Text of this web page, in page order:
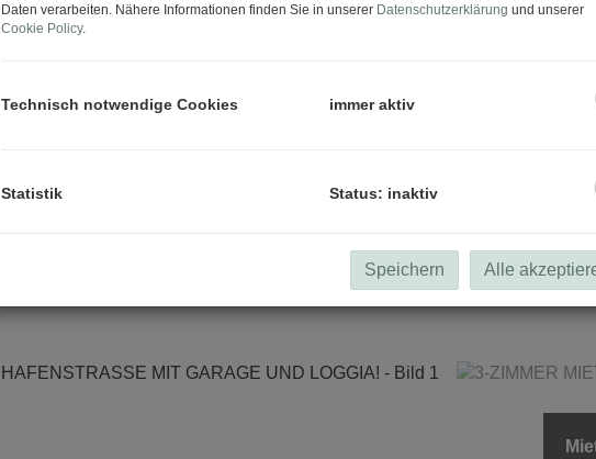
Daten verarbeiten. Nähere Informationen finden Sie in unserer Datenschutzerklärung und unserer
Cookie Policy.
Technisch notwendige Cookies immer aktiv
Statistik Status: inaktiv
Speichern Alle